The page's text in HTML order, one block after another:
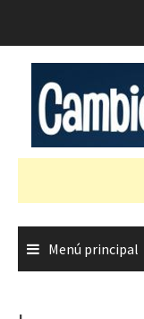
Menú principal